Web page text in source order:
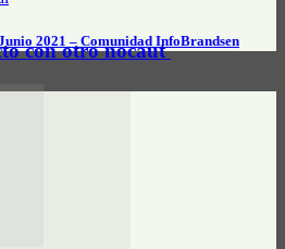
2021 – Comunidad InfoBrandsen
con otro nocaut